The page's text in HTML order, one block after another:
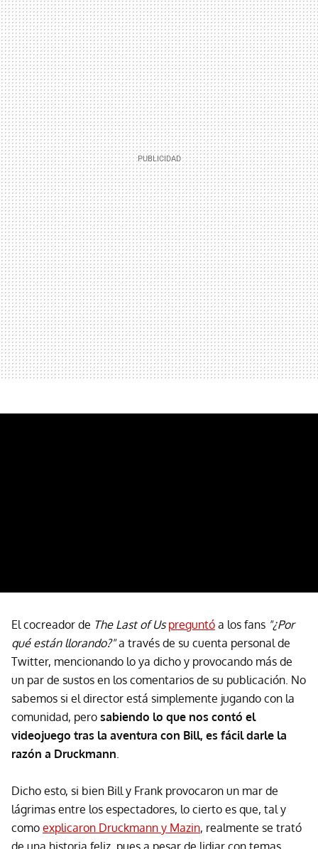
El cocreador de The Last of Us preguntó a los fans "¿Por
qué están llorando?"a través de su cuenta personal de
Twitter, mencionando lo ya dicho y provocando más de
un par de sustos en los comentarios de su publicación. No
sabemos si el director está simplemente jugando con la
comunidad, pero sabiendo lo que nos contó el
videojuego tras la aventura con Bill, es fácil darle la
razón a Druckmann
Dicho esto, si bien Bill y Frank provocaron un mar de
lágrimas entre los espectadores, lo cierto es que, tal y
como explicaron Druckmann y Mazin, realmente se trató
de una historia feliz, pues a pesar de lidiar con temas